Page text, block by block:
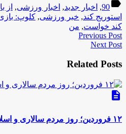
label
90
, اخبار جدید, اخبار ورزشی, از
استوریج کند, خبر ورزشی, کلوپ:
کند خواست, من
Previous Post
Next Post
Related Posts
description
۱۲ فروردین؛ روز مردم سالاری و اسلامیت